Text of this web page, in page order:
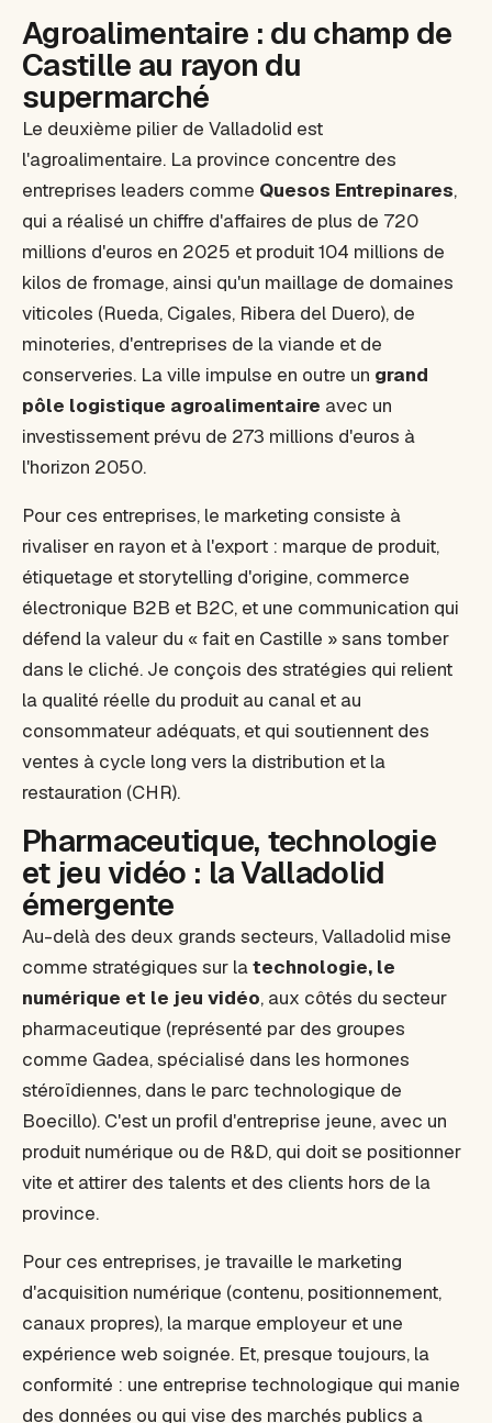
Agroalimentaire : du champ de
Castille au rayon du
supermarché
Le deuxième pilier de Valladolid est
l'agroalimentaire. La province concentre des
entreprises leaders comme Quesos Entrepinares,
qui a réalisé un chiffre d'affaires de plus de 720
millions d'euros en 2025 et produit 104 millions de
kilos de fromage, ainsi qu'un maillage de domaines
viticoles (Rueda, Cigales, Ribera del Duero), de
minoteries, d'entreprises de la viande et de
conserveries. La ville impulse en outre un grand
pôle logistique agroalimentaire avec un
investissement prévu de 273 millions d'euros à
l'horizon 2050.
Pour ces entreprises, le marketing consiste à
rivaliser en rayon et à l'export : marque de produit,
étiquetage et storytelling d'origine, commerce
électronique B2B et B2C, et une communication qui
défend la valeur du « fait en Castille » sans tomber
dans le cliché. Je conçois des stratégies qui relient
la qualité réelle du produit au canal et au
consommateur adéquats, et qui soutiennent des
ventes à cycle long vers la distribution et la
restauration (CHR).
Pharmaceutique, technologie
et jeu vidéo : la Valladolid
émergente
Au-delà des deux grands secteurs, Valladolid mise
comme stratégiques sur latechnologie, le
numérique et le jeu vidéo, aux côtés du secteur
pharmaceutique (représenté par des groupes
comme Gadea, spécialisé dans les hormones
stéroïdiennes, dans le parc technologique de
Boecillo). C'est un profil d'entreprise jeune, avec un
produit numérique ou de R&D, qui doit se positionner
vite et attirer des talents et des clients hors de la
province.
Pour ces entreprises, je travaille le marketing
d'acquisition numérique (contenu, positionnement,
canaux propres), la marque employeur et une
expérience web soignée. Et, presque toujours, la
conformité : une entreprise technologique qui manie
des données ou qui vise des marchés publics a